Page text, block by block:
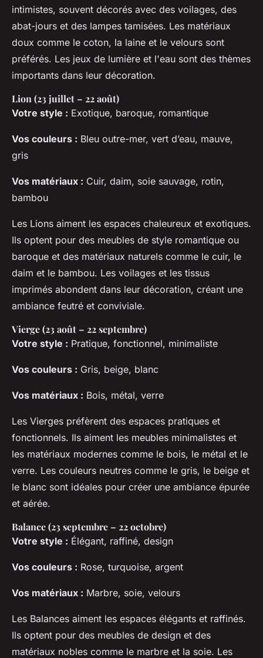
intimistes, souvent décorés avec des voilages, des
abat-jours et des lampes tamisées. Les matériaux
doux comme le coton, la laine et le velours sont
préférés. Les jeux de lumière et l'eau sont des thèmes
importants dans leur décoration.
Lion (23 juillet – 22 août)
Votre style : Exotique, baroque, romantique
Vos couleurs : Bleu outre-mer, vert d’eau, mauve,
gris
Vos matériaux : Cuir, daim, soie sauvage, rotin,
bambou
Les Lions aiment les espaces chaleureux et exotiques.
Ils optent pour des meubles de style romantique ou
baroque et des matériaux naturels comme le cuir, le
daim et le bambou. Les voilages et les tissus
imprimés abondent dans leur décoration, créant une
ambiance feutré et conviviale.
Vierge (23 août – 22 septembre)
Votre style : Pratique, fonctionnel, minimaliste
Vos couleurs : Gris, beige, blanc
Vos matériaux : Bois, métal, verre
Les Vierges préfèrent des espaces pratiques et
fonctionnels. Ils aiment les meubles minimalistes et
les matériaux modernes comme le bois, le métal et le
verre. Les couleurs neutres comme le gris, le beige et
le blanc sont idéales pour créer une ambiance épurée
et aérée.
Balance (23 septembre – 22 octobre)
Votre style : Élégant, raffiné, design
Vos couleurs : Rose, turquoise, argent
Vos matériaux : Marbre, soie, velours
Les Balances aiment les espaces élégants et raffinés.
Ils optent pour des meubles de design et des
matériaux nobles comme le marbre et la soie. Les